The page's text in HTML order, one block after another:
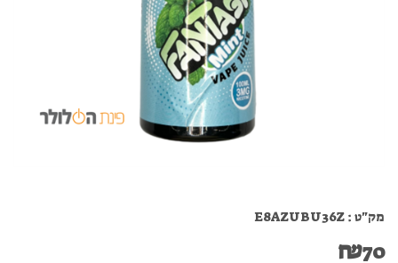
מק"ט : E8AZUBU36Z
₪70